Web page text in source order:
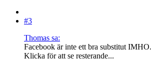
#3
Thomas sa:
Facebook är inte ett bra substitut IMHO.
Klicka för att se resterande...